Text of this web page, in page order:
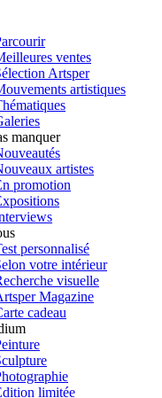
ventes
Artsper
artistiques
manquer
artistes
promotion
personnalisé
votre intérieur
visuelle
Magazine
cadeau
limitée